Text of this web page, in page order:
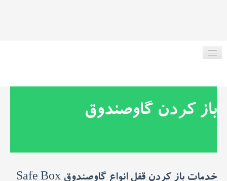
ریموت انواع ماشین
باز کردن گاوصندوق
خدمات باز کردن قفل انواع گاوصندوق Safe Box